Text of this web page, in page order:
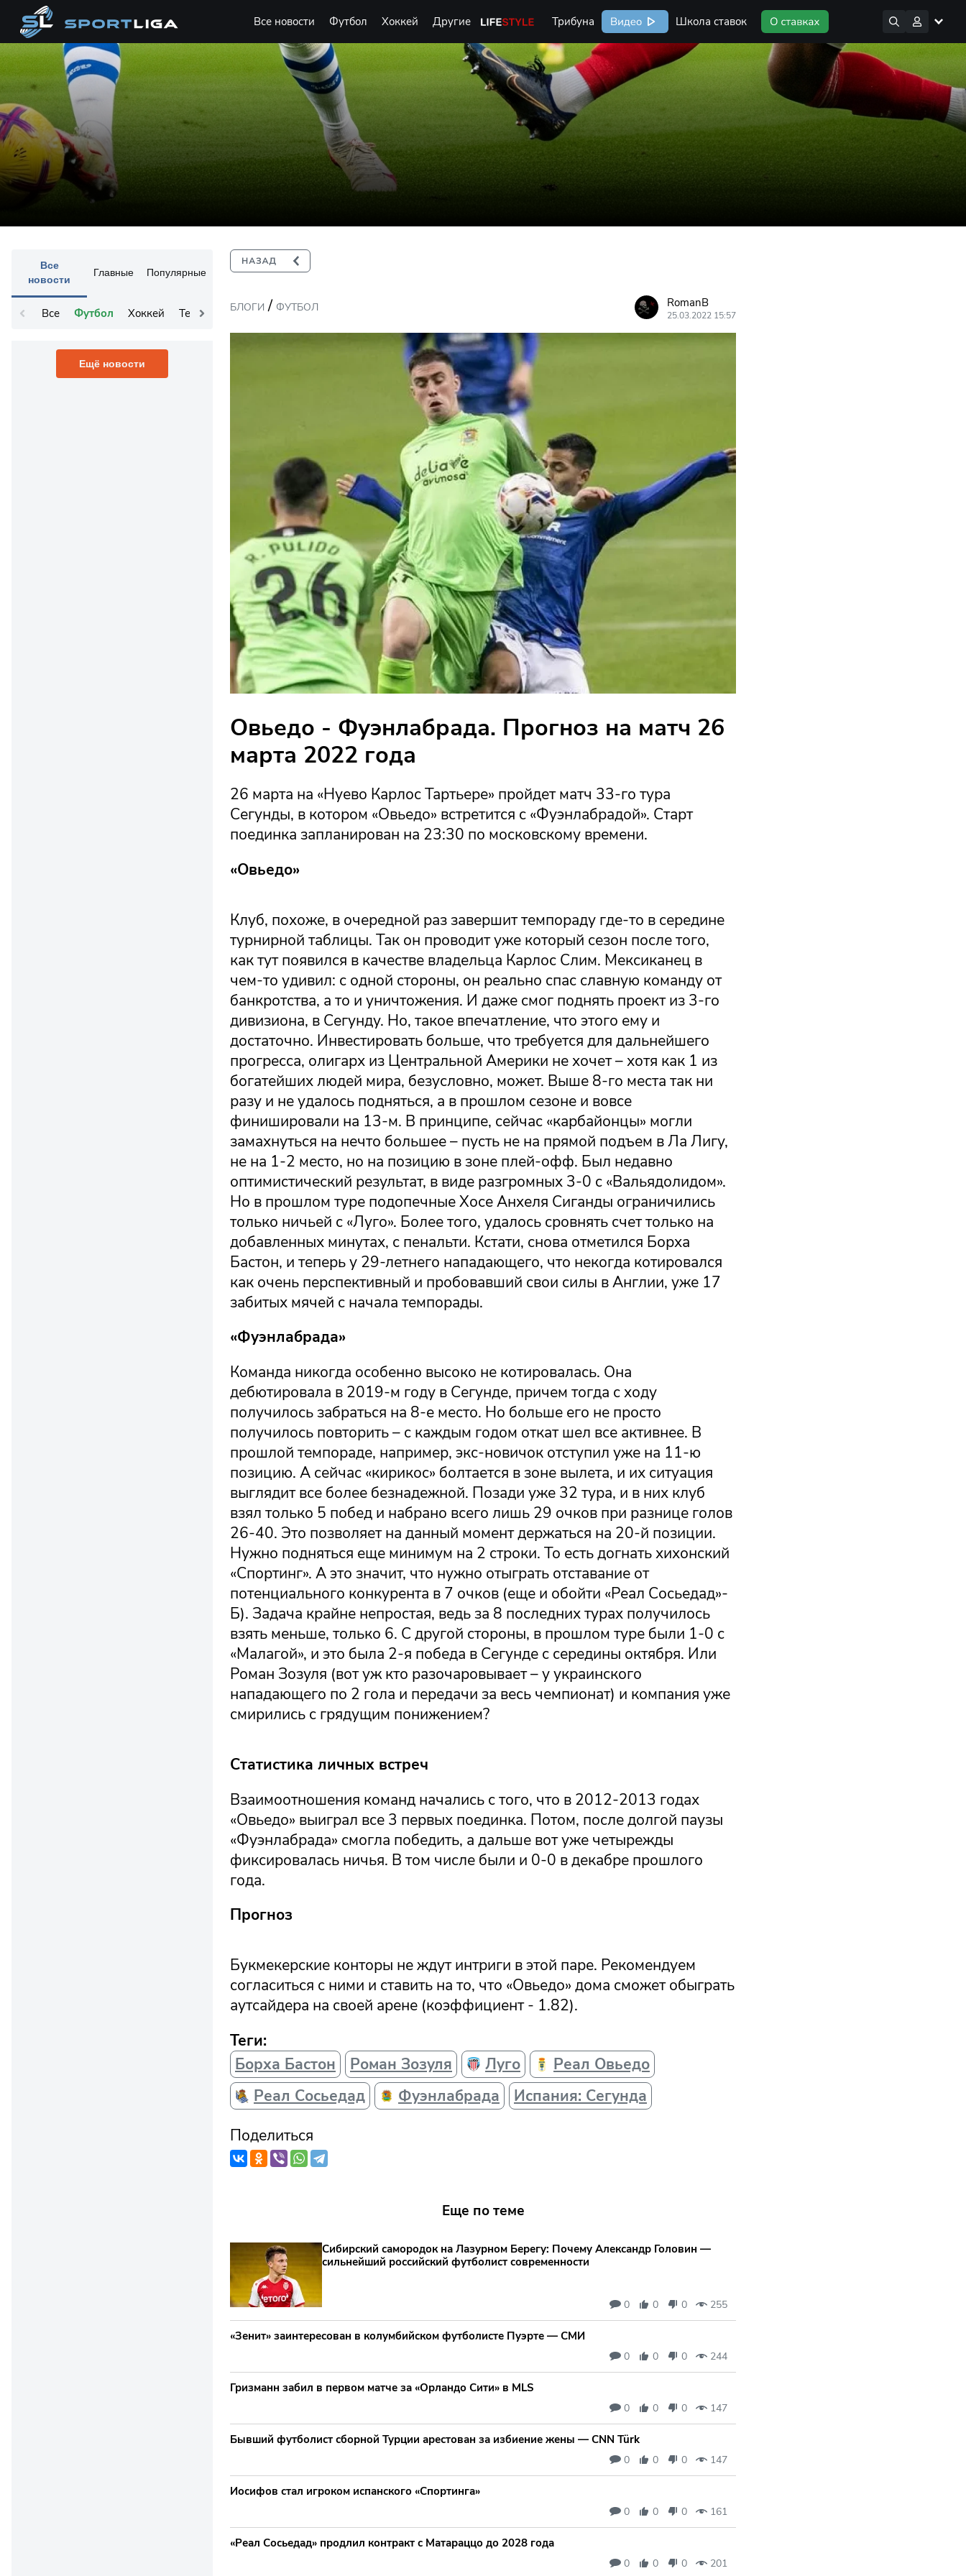
Все новости Футбол Хоккей Другие Life Style Трибуна Видео Школа ставок
Все
новости
Главные Популярные
Все Футбол Хоккей Теннис Остальное
Ещё новости
БЛОГИ / ФУТБОЛ RomanB
25.03.2022 15:57
Овьедо - Фуэнлабрада. Прогноз на матч 26
марта 2022 года
26 марта на «Нуево Карлос Тартьере» пройдет матч 33-го тура
Сегунды, в котором «Овьедо» встретится с «Фуэнлабрадой». Старт
поединка запланирован на 23:30 по московскому времени.
«Овьедо»
Клуб, похоже, в очередной раз завершит темпораду где-то в середине
турнирной таблицы. Так он проводит уже который сезон после того,
как тут появился в качестве владельца Карлос Слим. Мексиканец в
чем-то удивил: с одной стороны, он реально спас славную команду от
банкротства, а то и уничтожения. И даже смог поднять проект из 3-го
дивизиона, в Сегунду. Но, такое впечатление, что этого ему и
достаточно. Инвестировать больше, что требуется для дальнейшего
прогресса, олигарх из Центральной Америки не хочет – хотя как 1 из
богатейших людей мира, безусловно, может. Выше 8-го места так ни
разу и не удалось подняться, а в прошлом сезоне и вовсе
финишировали на 13-м. В принципе, сейчас «карбайонцы» могли
замахнуться на нечто большее – пусть не на прямой подъем в Ла Лигу,
не на 1-2 место, но на позицию в зоне плей-офф. Был недавно
оптимистический результат, в виде разгромных 3-0 с «Вальядолидом».
Но в прошлом туре подопечные Хосе Анхеля Сиганды ограничились
только ничьей с «Луго». Более того, удалось сровнять счет только на
добавленных минутах, с пенальти. Кстати, снова отметился Борха
Бастон, и теперь у 29-летнего нападающего, что некогда котировался
как очень перспективный и пробовавший свои силы в Англии, уже 17
забитых мячей с начала темпорады.
«Фуэнлабрада»
Команда никогда особенно высоко не котировалась. Она
дебютировала в 2019-м году в Сегунде, причем тогда с ходу
получилось забраться на 8-е место. Но больше его не просто
получилось повторить – с каждым годом откат шел все активнее. В
прошлой темпораде, например, экс-новичок отступил уже на 11-ю
позицию. А сейчас «кирикос» болтается в зоне вылета, и их ситуация
выглядит все более безнадежной. Позади уже 32 тура, и в них клуб
взял только 5 побед и набрано всего лишь 29 очков при разнице голов
26-40. Это позволяет на данный момент держаться на 20-й позиции.
Нужно подняться еще минимум на 2 строки. То есть догнать хихонский
«Спортинг». А это значит, что нужно отыграть отставание от
потенциального конкурента в 7 очков (еще и обойти «Реал Сосьедад»-
Б). Задача крайне непростая, ведь за 8 последних турах получилось
взять меньше, только 6. С другой стороны, в прошлом туре были 1-0 с
«Малагой», и это была 2-я победа в Сегунде с середины октября. Или
Роман Зозуля (вот уж кто разочаровывает – у украинского
нападающего по 2 гола и передачи за весь чемпионат) и компания уже
смирились с грядущим понижением?
Статистика личных встреч
Взаимоотношения команд начались с того, что в 2012-2013 годах
«Овьедо» выиграл все 3 первых поединка. Потом, после долгой паузы
«Фуэнлабрада» смогла победить, а дальше вот уже четырежды
фиксировалась ничья. В том числе были и 0-0 в декабре прошлого
года.
Прогноз
Букмекерские конторы не ждут интриги в этой паре. Рекомендуем
согласиться с ними и ставить на то, что «Овьедо» дома сможет обыграть
аутсайдера на своей арене (коэффициент - 1.82).
Теги:
Борха Бастон
Роман Зозуля Луго
Реал Овьедо
Реал Сосьедад
Фуэнлабрада
Испания: Сегунда
Поделиться
Еще по теме
Сибирский самородок на Лазурном Берегу: Почему Александр Головин —
сильнейший российский футболист современности
0 0 0 255
«Зенит» заинтересован в колумбийском футболисте Пуэрте — СМИ
0 0 0 244
Гризманн забил в первом матче за «Орландо Сити» в MLS
0 0 0 147
Бывший футболист сборной Турции арестован за избиение жены — CNN Türk
0 0 0 147
Иосифов стал игроком испанского «Спортинга»
0 0 0 161
«Реал Сосьедад» продлил контракт с Матараццо до 2028 года
0 0 0 201